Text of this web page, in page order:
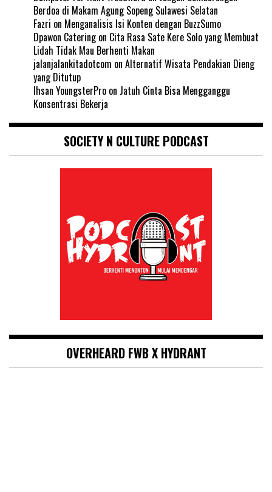
Berdoa di Makam Agung Sopeng Sulawesi Selatan
Fazri on Menganalisis Isi Konten dengan BuzzSumo
Dpawon Cateringon Cita Rasa Sate Kere Solo yang Membuat
Lidah Tidak Mau Berhenti Makan
jalanjalankitadotcom on Alternatif Wisata Pendakian Dieng
yang Ditutup
Ihsan YoungsterPro on Jatuh Cinta Bisa Mengganggu
Konsentrasi Bekerja
SOCIETY N CULTURE PODCAST
OVERHEARD FWB X HYDRANT